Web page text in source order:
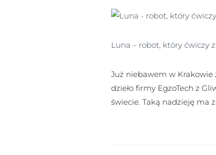
Luna – robot, który ćwiczy
Już niebawem w Krakowie
dzieło firmy EgzoTech z
świecie. Taką nadzieję ma